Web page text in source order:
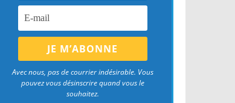
Avec nous, pas de courrier indésirable. Vous
pouvez vous désinscrire quand vous le
souhaitez.